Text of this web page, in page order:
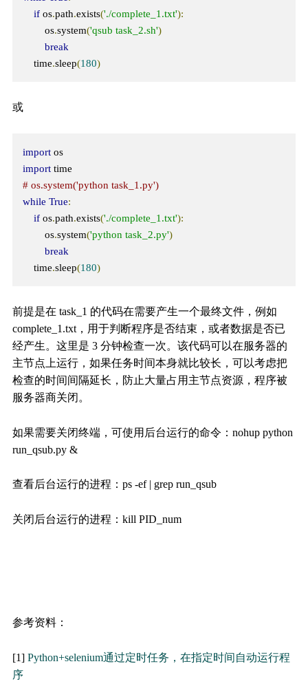
if os.path.exists('./complete_1.txt'):
        os
.system('qsub task_2.sh')
break
    time
.sleep(180)
或
import
os
import
# os.system('python task_1.py')
while True:
if os.path.exists('./complete_1.txt'):
        os
.system('python task_2.py')
break
    time
.sleep(180)
前提是在 task_1 的代码在需要产生一个最终文件，例如
complete_1.txt，用于判断程序是否结束，或者数据是否已
经产生。这里是 3 分钟检查一次。该代码可以在服务器的
主节点上运行，如果任务时间本身就比较长，可以考虑把
检查的时间间隔延长，防止大量占用主节点资源，程序被
服务器商关闭。
如果需要关闭终端，可使用后台运行的命令：nohup python
run_qsub.py &
查看后台运行的进程：ps -ef | grep run_qsub
关闭后台运行的进程：kill PID_num
参考资料：
[1] Python+selenium通过定时任务，在指定时间自动运行程
序